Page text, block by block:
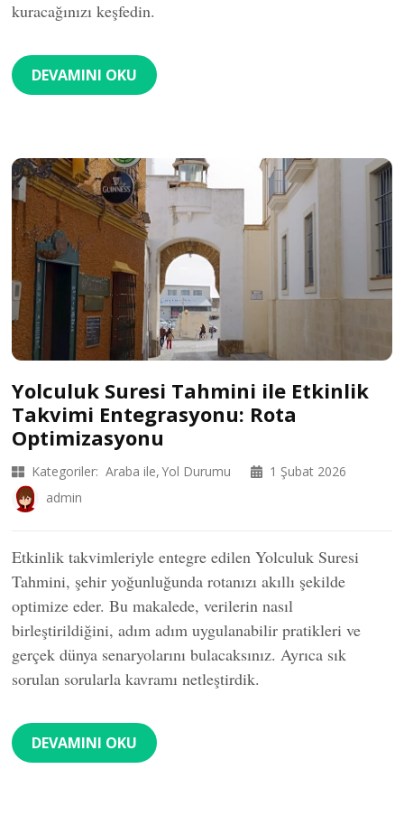
kuracağınızı keşfedin.
DEVAMINI OKU
Yolculuk Suresi Tahmini ile Etkinlik
Takvimi Entegrasyonu: Rota
Optimizasyonu
Kategoriler: Araba ile Yol Durumu
1 Şubat 2026
admin
Etkinlik takvimleriyle entegre edilen Yolculuk Suresi
Tahmini, şehir yoğunluğunda rotanızı akıllı şekilde
optimize eder. Bu makalede, verilerin nasıl
birleştirildiğini, adım adım uygulanabilir pratikleri ve
gerçek dünya senaryolarını bulacaksınız. Ayrıca sık
sorulan sorularla kavramı netleştirdik.
DEVAMINI OKU